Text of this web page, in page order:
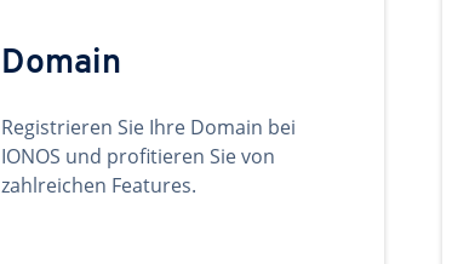
Domain
Registrieren Sie Ihre Domain bei
IONOS und profitieren Sie von
zahlreichen Features.